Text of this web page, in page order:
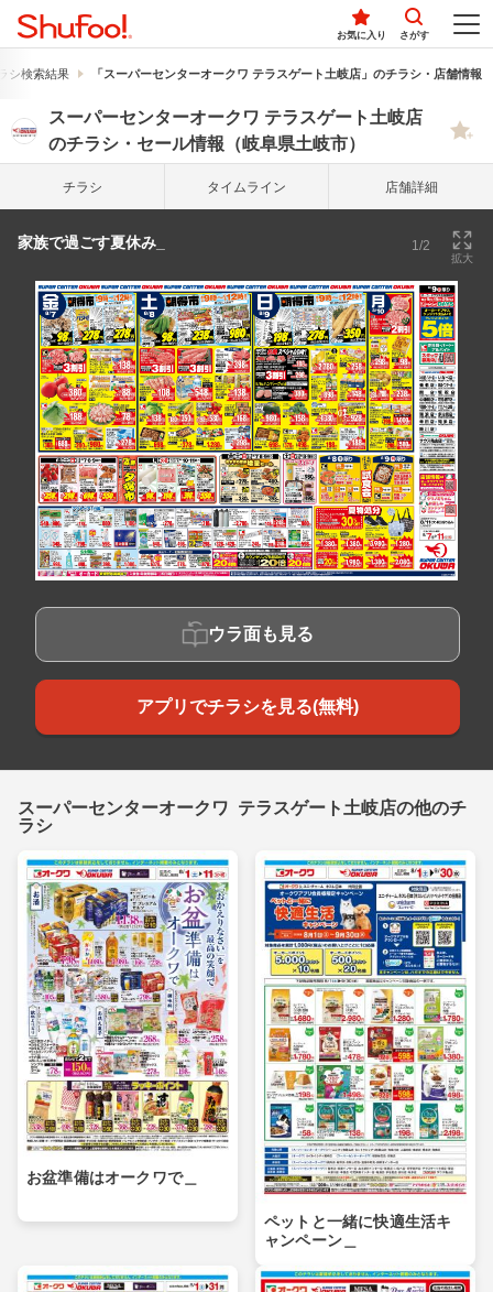
お気に入り さがす
シ検索結果 「スーパーセンターオークワ テラスゲート土岐店」のチラシ・店舗情報
スーパーセンターオークワ テラスゲート土岐店
のチラシ・セール情報（岐阜県土岐市）
チラシ タイム ライン 店舗詳細
家族で過ごす夏休み_ 1/2
拡大
ウラ面も見る
アプリでチラシを見る(無料)
スーパーセンターオークワ テラスゲート土岐店の他のチ
ラシ
お盆準備はオークワで＿
ペットと一緒に快適生活キ
ャンペーン＿